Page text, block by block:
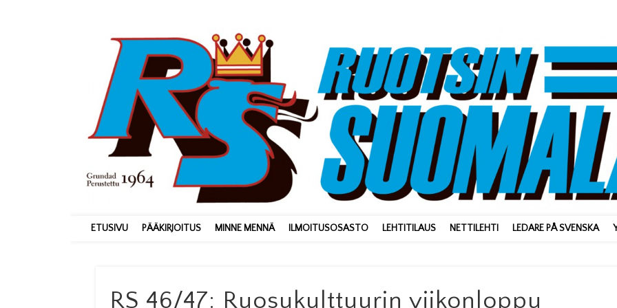
ETUSIVU PÄÄKIRJOITUS MINNE MENNÄ ILMOITUSOSASTO LEHTITILAUS NETTILEHTI LEDARE PÅ SVENSKA
RS 46/47: Ruosukulttuurin viikonloppu